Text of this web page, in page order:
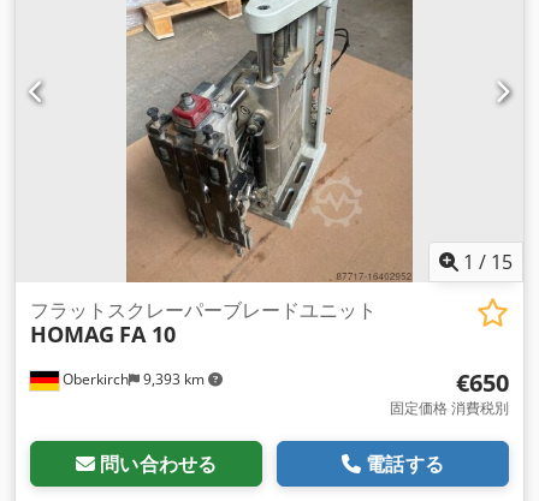
1 / 15
Oberkirch 9,393 km
フラットスクレーパーブレードユニット
HOMAG FA 10
€650
固定価格 消費税別
問い合わせる 電話する